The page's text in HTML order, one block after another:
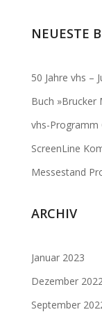
NEUESTE
50 Jahre vhs –
Buch »Brucker
vhs-Programm
ScreenLine
Messestand
ARCHIV
Januar 2023
Dezember
September